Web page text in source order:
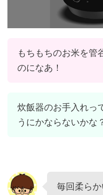
もちもちのお米を管
のになあ！
炊飯器のお手入れっ
うにかならないかな
毎回柔ら